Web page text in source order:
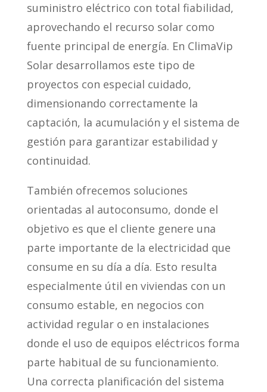
suministro eléctrico con total fiabilidad,
aprovechando el recurso solar como
fuente principal de energía. En ClimaVip
Solar desarrollamos este tipo de
proyectos con especial cuidado,
dimensionando correctamente la
captación, la acumulación y el sistema de
gestión para garantizar estabilidad y
continuidad.
También ofrecemos soluciones
orientadas al autoconsumo, donde el
objetivo es que el cliente genere una
parte importante de la electricidad que
consume en su día a día. Esto resulta
especialmente útil en viviendas con un
consumo estable, en negocios con
actividad regular o en instalaciones
donde el uso de equipos eléctricos forma
parte habitual de su funcionamiento.
Una correcta planificación del sistema